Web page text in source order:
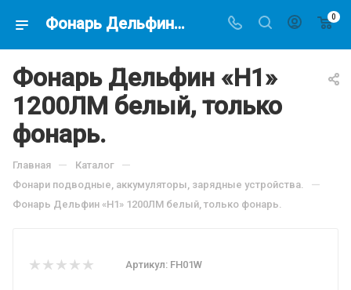
Фонарь Дельфин «H1» 1200ЛМ белый, только фонарь., по цене 3450 руб, купить в интернет-магазине подводной охоты Водолаз.РФ в Москве. - 0
Фонарь Дельфин «H1»
1200ЛМ белый, только
фонарь.
Главная — Каталог —
Фонари подводные, аккумуляторы, зарядные устройства. —
Фонарь Дельфин «H1» 1200ЛМ белый, только фонарь.
Артикул: FH01W